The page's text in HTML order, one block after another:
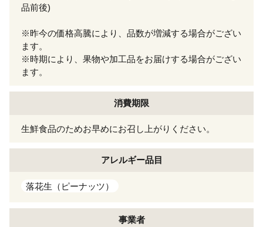
品前後)
※昨今の価格高騰により、品数が増減する場合がござい
ます。
※時期により、果物や加工品をお届けする場合がござい
ます。
消費期限
生鮮食品のためお早めにお召し上がりください。
アレルギー品目
落花生（ピーナッツ）
事業者